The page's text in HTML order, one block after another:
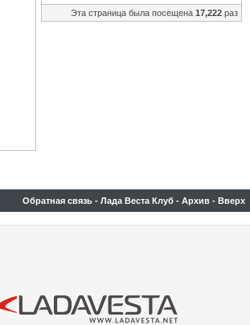
Эта страница была посещена 17,222 раз
Обратная связь - Лада Веста Клуб - Архив - Вверх